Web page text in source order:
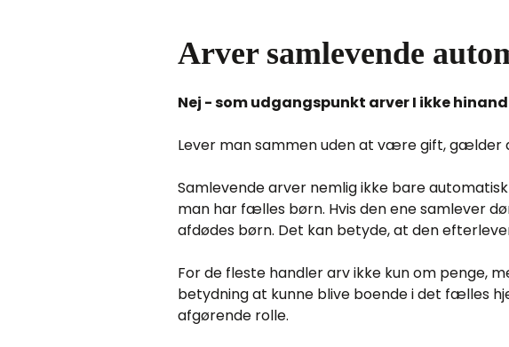
Arver samlevende
Nej - som udgangspunkt arver I ikke
Lever man sammen uden at være gift, gælder
Samlevende arver nemlig ikke bare
man har fælles børn. Hvis den ene samlever
afdødes børn. Det kan betyde, at den
For de fleste handler arv ikke kun om penge,
betydning at kunne blive boende i det fælles
afgørende rolle.